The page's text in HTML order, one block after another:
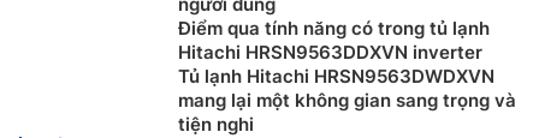
Điểm qua tính năng có trong tủ lạnh
Hitachi HRSN9563DDXVN inverter
Tủ lạnh Hitachi HRSN9563DWDXVN
mang lại một không gian sang trọng và
tiện nghi